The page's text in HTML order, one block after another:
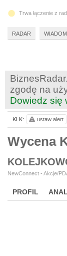
zgodę na
Dowiedz się
Wycena
NewConnect - Akcje/
PROFIL
KLK: ustaw alert
74
Trwa łączenie z
RADAR